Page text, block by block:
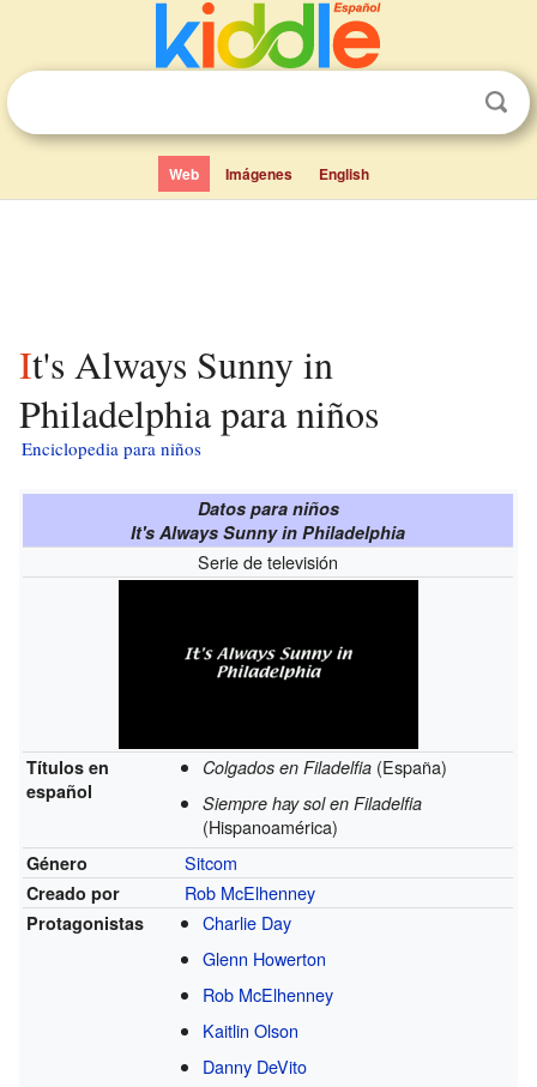
Web Imágenes English
It's Always Sunny in
Philadelphia para niños
Enciclopedia para niños
Datos para niños
It's Always Sunny in Philadelphia
Serie de televisión
Títulos en
español
Colgados en Filadelfia(España)
Siempre hay sol en Filadelfia
(Hispanoamérica)
Género Sitcom
Creado por Rob McElhenney
Protagonistas
Charlie Day
Glenn Howerton
Rob McElhenney
Kaitlin Olson
Danny DeVito